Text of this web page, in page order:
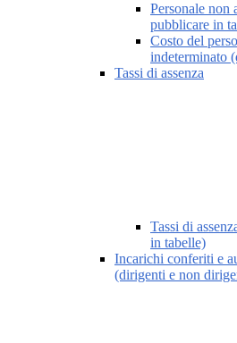
Personale non
pubblicare in
Costo del
indeterminato
Tassi di assenza
Tassi di
in tabelle)
Incarichi conferiti e
(dirigenti e non